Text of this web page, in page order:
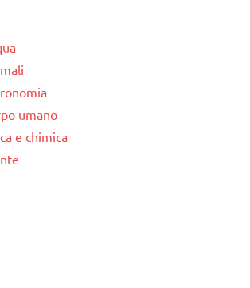
umano
e chimica